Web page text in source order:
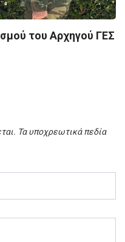
του Αρχηγού ΓΕΣ
Τα υποχρεωτικά πεδία